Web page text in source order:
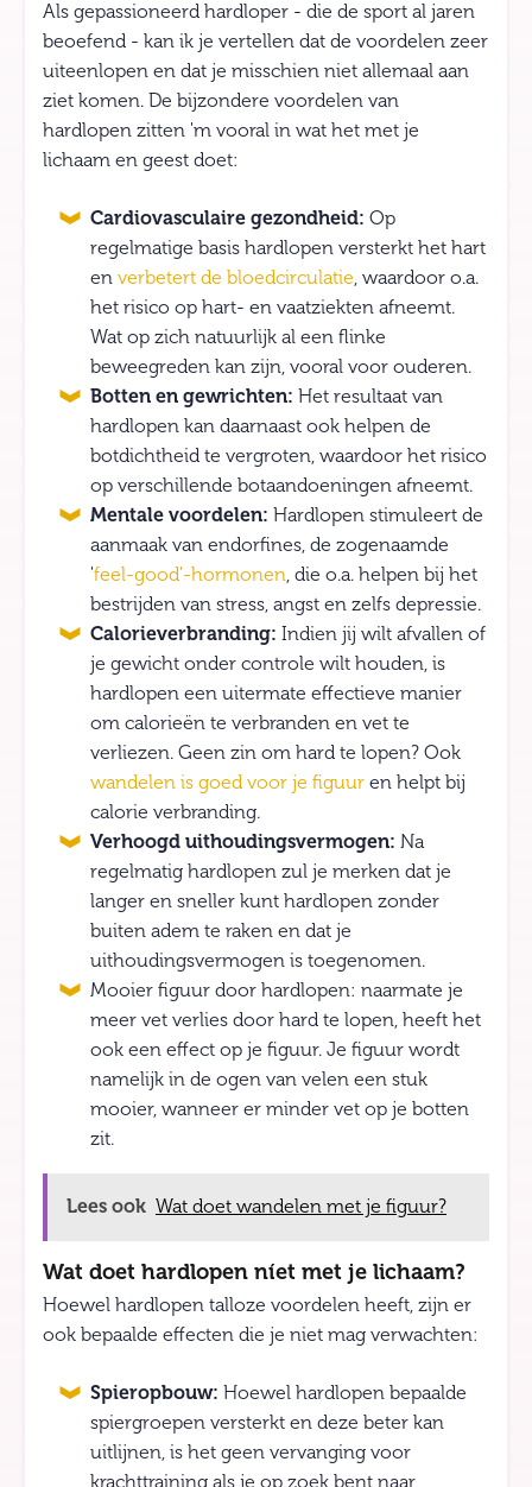
Als gepassioneerd hardloper - die de sport al jaren
beoefend - kan ik je vertellen dat de voordelen zeer
uiteenlopen en dat je misschien niet allemaal aan
ziet komen. De bijzondere voordelen van
hardlopen zitten 'm vooral in wat het met je
lichaam en geest doet:
Cardiovasculaire gezondheid: Op
regelmatige basis hardlopen versterkt het hart
en verbetert de bloedcirculatie , waardoor o.a.
het risico op hart- en vaatziekten afneemt.
Wat op zich natuurlijk al een flinke
beweegreden kan zijn, vooral voor ouderen.
Botten en gewrichten: Het resultaat van
hardlopen kan daarnaast ook helpen de
botdichtheid te vergroten, waardoor het risico
op verschillende botaandoeningen afneemt.
Mentale voordelen: Hardlopen stimuleert de
aanmaak van endorfines, de zogenaamde
'feel-good'-hormonen , die o.a. helpen bij het
bestrijden van stress, angst en zelfs depressie.
Calorieverbranding: Indien jij wilt afvallen of
je gewicht onder controle wilt houden, is
hardlopen een uitermate effectieve manier
om calorieën te verbranden en vet te
verliezen. Geen zin om hard te lopen? Ook
wandelen is goed voor je figuur en helpt bij
calorie verbranding.
Verhoogd uithoudingsvermogen: Na
regelmatig hardlopen zul je merken dat je
langer en sneller kunt hardlopen zonder
buiten adem te raken en dat je
uithoudingsvermogen is toegenomen.
Mooier figuur door hardlopen: naarmate je
meer vet verlies door hard te lopen, heeft het
ook een effect op je figuur. Je figuur wordt
namelijk in de ogen van velen een stuk
mooier, wanneer er minder vet op je botten
zit.
Lees ook Wat doet wandelen met je figuur?
Wat doet hardlopen níet met je lichaam?
Hoewel hardlopen talloze voordelen heeft, zijn er
ook bepaalde effecten die je niet mag verwachten:
Spieropbouw: Hoewel hardlopen bepaalde
spiergroepen versterkt en deze beter kan
uitlijnen, is het geen vervanging voor
krachttraining als je op zoek bent naar